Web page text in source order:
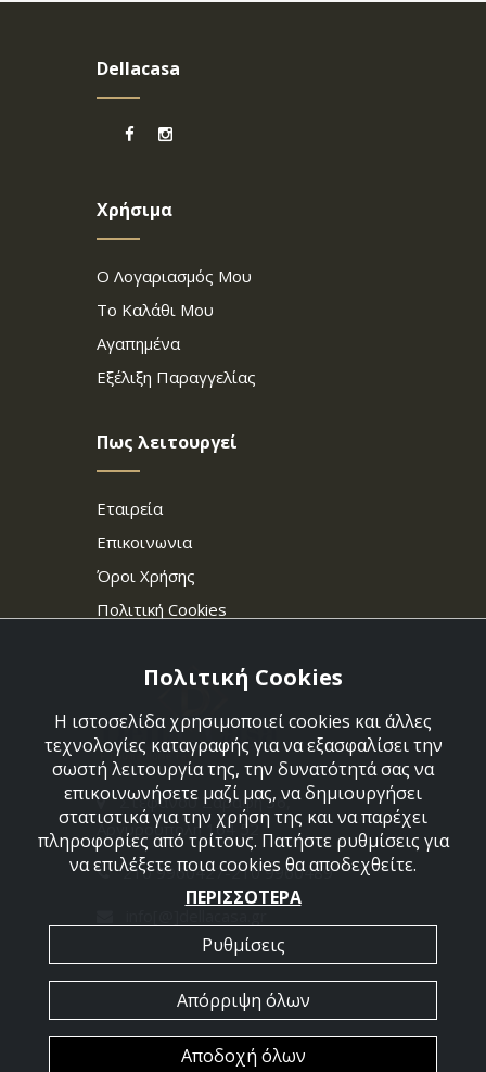
Dellacasa
Χρήσιμα
Ο Λογαριασμός Μου
Το Καλάθι Μου
Αγαπημένα
Εξέλιξη Παραγγελίας
Πως λειτουργεί
Εταιρεία
Επικοινωνια
Όροι Χρήσης
Πολιτική Cookies
Στεφάνου Σαράφη 36,
Αργυρούπολη 164 52
210 9960427-210 9960489
2026 @ All Rights Reserved - Dellacasa
Πολιτική Cookies
Η ιστοσελίδα χρησιμοποιεί cookies και άλλες
τεχνολογίες καταγραφής για να εξασφαλίσει την
σωστή λειτουργία της, την δυνατότητά σας να
επικοινωνήσετε μαζί μας, να δημιουργήσει
στατιστικά για την χρήση της και να παρέχει
πληροφορίες από τρίτους. Πατήστε ρυθμίσεις για
να επιλέξετε ποια cookies θα αποδεχθείτε.
ΠΕΡΙΣΣΟΤΕΡΑ
Ρυθμίσεις
Απόρριψη όλων
Αποδοχή όλων